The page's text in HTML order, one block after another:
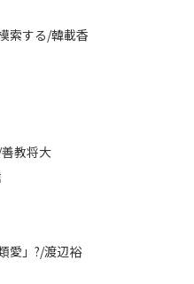
索する/韓載香
教将大
愛」?/渡辺裕